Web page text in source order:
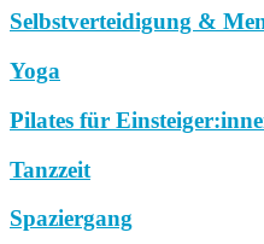
Selbstverteidigung &
Yoga
Pilates für
Tanzzeit
Spaziergang